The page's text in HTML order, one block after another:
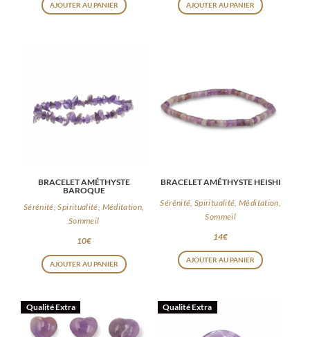
AJOUTER AU PANIER AJOUTER AU PANIER
BRACELET AMÉTHYSTE
BAROQUE
Sérénité, Spiritualité, Méditation,
Sommeil
10€
AJOUTER AU PANIER
BRACELET AMÉTHYSTE HEISHI
Sérénité, Spiritualité, Méditation,
Sommeil
14€
AJOUTER AU PANIER
Qualité Extra Qualité Extra